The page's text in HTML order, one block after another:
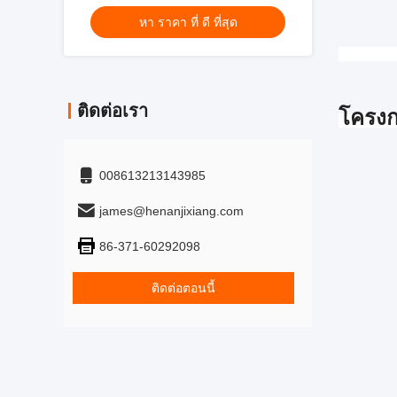
หา ราคา ที่ ดี ที่สุด
ติดต่อเรา
008613213143985
james@henanjixiang.com
86-371-60292098
ติดต่อตอนนี้
โครง